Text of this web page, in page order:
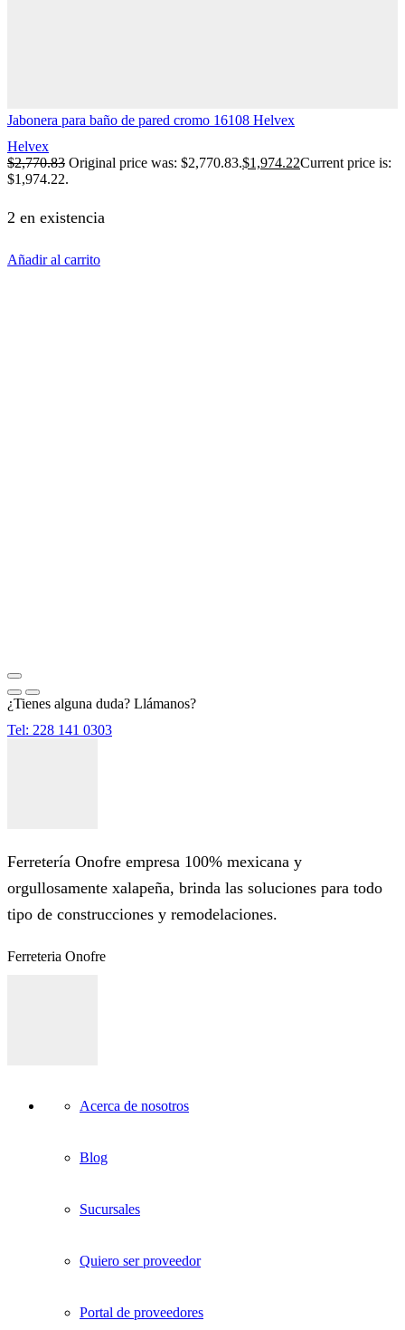
Jabonera para baño de pared cromo 16108 Helvex
Helvex
$2,770.83 Original price was: $2,770.83.$1,974.22Current price is:
$1,974.22.
2 en existencia
Añadir al carrito
¿Tienes alguna duda? Llámanos?
Tel: 228 141 0303
Ferretería Onofre empresa 100% mexicana y
orgullosamente xalapeña, brinda las soluciones para todo
tipo de construcciones y remodelaciones.
Ferreteria Onofre
Acerca de nosotros
Blog
Sucursales
Quiero ser proveedor
Portal de proveedores